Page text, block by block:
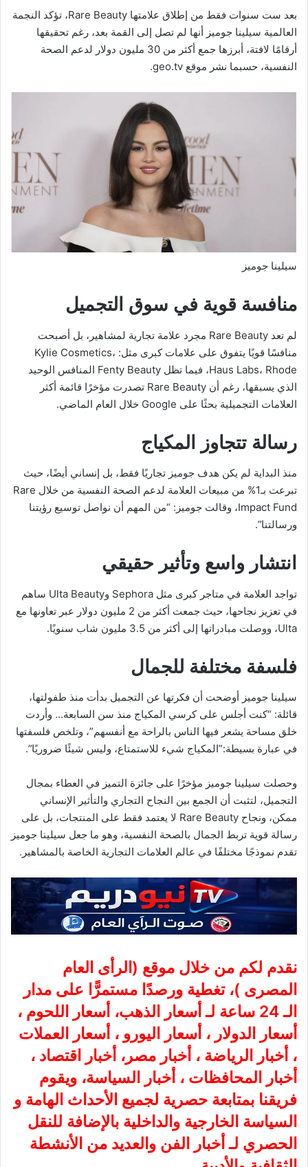
بعد ست سنوات فقط من إطلاق علامتها Rare Beauty، تؤكد النجمة
العالمية سيلينا جوميز أنها لم تصل إلى القمة بعد، رغم تحقيقها
أرقامًا لافتة، أبرزها جمع أكثر من 30 مليون دولار لدعم الصحة
النفسية، حسبما نشر موقع geo.tv.
سيلينا جوميز
منافسة قوية في سوق التجميل
لم تعد Rare Beauty مجرد علامة تجارية لمشاهير، بل أصبحت
منافسًا قويًا يتفوق على علامات كبرى مثل: Kylie Cosmetics،
Haus Labs، Rhode، فيما تظل Fenty Beauty المنافس الوحيد
الذي يسبقها، رغم أن Rare Beauty تصدرت مؤخرًا قائمة أكثر
العلامات التجميلية بحثًا على Google خلال العام الماضي.
رسالة تتجاوز المكياج
منذ البداية لم يكن هدف جوميز تجاريًا فقط، بل إنساني أيضًا، حيث
تبرعت بـ1% من مبيعات العلامة لدعم الصحة النفسية من خلال Rare
Impact Fund، وقالت جوميز: “من المهم أن نواصل توسيع رؤيتنا
ورسالتنا”.
انتشار واسع وتأثير حقيقي
تواجد العلامة في متاجر كبرى مثل Sephora وUlta Beauty ساهم
في تعزيز نجاحها، حيث جمعت أكثر من 2 مليون دولار عبر تعاونها مع
Ulta، ووصلت مبادراتها إلى أكثر من 3.5 مليون شاب سنويًا.
فلسفة مختلفة للجمال
سيلينا جوميز أوضحت أن فكرتها عن التجميل بدأت منذ طفولتها،
قائلة: “كنت أجلس على كرسي المكياج منذ سن السابعة… وأردت
خلق مساحة يشعر فيها الناس بالراحة مع أنفسهم”، وتلخص فلسفتها
في عبارة بسيطة:”المكياج شيء للاستمتاع، وليس شيئًا ضروريًا”.
وحصلت سيلينا جوميز مؤخرًا على جائزة التميز في العطاء بمجال
التجميل، لتثبت أن الجمع بين النجاح التجاري والتأثير الإنساني
ممكن، ونجاح Rare Beauty لا يعتمد فقط على المنتجات، بل على
رسالة قوية تربط الجمال بالصحة النفسية، وهو ما جعل سيلينا جوميز
تقدم نموذجًا مختلفًا في عالم العلامات التجارية الخاصة بالمشاهير.
نقدم لكم من خلال موقع ( الرأى العام
المصرى )، تغطية ورصدًا مستمرًّا على مدار
الـ 24 ساعة لـ أسعار الذهب، أسعار اللحوم ،
أسعار الدولار ، أسعار اليورو ، أسعار العملات
، أخبار الرياضة ، أخبار مصر، أخبار اقتصاد ،
أخبار المحافظات ، أخبار السياسة، ويقوم
فريقنا بمتابعة حصرية لجميع الأحداث الهامة و
السياسة الخارجية والداخلية بالإضافة للنقل
الحصري لـ أخبار الفن والعديد من الأنشطة